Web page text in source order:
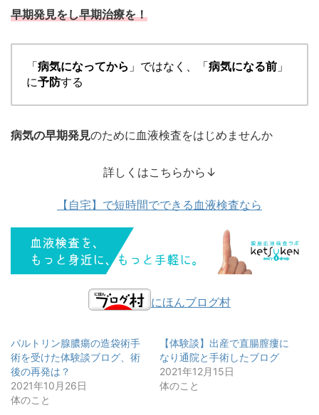
早期発見をし早期治療を！
「病気になってから 」ではなく、「病気になる前 」
に予防する
病気の早期発見のために血液検査をはじめませんか
詳しくはこちらから↓
【自宅】で短時間でできる血液検査なら
にほんブログ村
バルトリン腺膿瘍の造袋術手
術を受けた体験談ブログ、術
後の再発は？
2021年10月26日
体のこと
【体験談】出産で直腸膣瘻に
なり通院と手術したブログ
2021年12月15日
体のこと